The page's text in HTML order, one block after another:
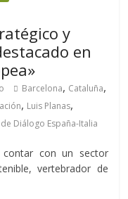
y
en
Barcelona, Cataluña,
, Luis Planas,
Diálogo España-Italia
contar con un sector
vertebrador de